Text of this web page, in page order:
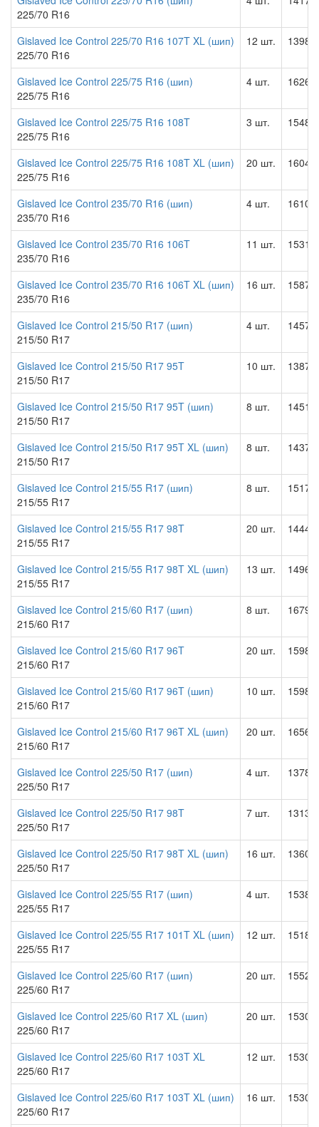
225/70 R16
Gislaved Ice Control 225/70 R16 107T XL (шип)
225/70 R16
12 шт.
Gislaved Ice Control 225/75 R16 (шип)
225/75 R16
4 шт.
Gislaved Ice Control 225/75 R16 108T
225/75 R16
3 шт.
Gislaved Ice Control 225/75 R16 108T XL (шип)
225/75 R16
20 шт.
Gislaved Ice Control 235/70 R16 (шип)
235/70 R16
4 шт.
Gislaved Ice Control 235/70 R16 106T
235/70 R16
11 шт.
Gislaved Ice Control 235/70 R16 106T XL (шип)
235/70 R16
16 шт.
Gislaved Ice Control 215/50 R17 (шип)
215/50 R17
4 шт.
Gislaved Ice Control 215/50 R17 95T
215/50 R17
10 шт.
Gislaved Ice Control 215/50 R17 95T (шип)
215/50 R17
8 шт.
Gislaved Ice Control 215/50 R17 95T XL (шип)
215/50 R17
8 шт.
Gislaved Ice Control 215/55 R17 (шип)
215/55 R17
8 шт.
Gislaved Ice Control 215/55 R17 98T
215/55 R17
20 шт.
Gislaved Ice Control 215/55 R17 98T XL (шип)
215/55 R17
13 шт.
Gislaved Ice Control 215/60 R17 (шип)
215/60 R17
8 шт.
Gislaved Ice Control 215/60 R17 96T
215/60 R17
20 шт.
Gislaved Ice Control 215/60 R17 96T (шип)
215/60 R17
10 шт.
Gislaved Ice Control 215/60 R17 96T XL (шип)
215/60 R17
20 шт.
Gislaved Ice Control 225/50 R17 (шип)
225/50 R17
4 шт.
Gislaved Ice Control 225/50 R17 98T
225/50 R17
7 шт.
Gislaved Ice Control 225/50 R17 98T XL (шип)
225/50 R17
16 шт.
Gislaved Ice Control 225/55 R17 (шип)
225/55 R17
4 шт.
Gislaved Ice Control 225/55 R17 101T XL (шип)
225/55 R17
12 шт.
Gislaved Ice Control 225/60 R17 (шип)
225/60 R17
20 шт.
Gislaved Ice Control 225/60 R17 XL (шип)
225/60 R17
20 шт.
Gislaved Ice Control 225/60 R17 103T XL
225/60 R17
12 шт.
Gislaved Ice Control 225/60 R17 103T XL (шип)
225/60 R17
16 шт.